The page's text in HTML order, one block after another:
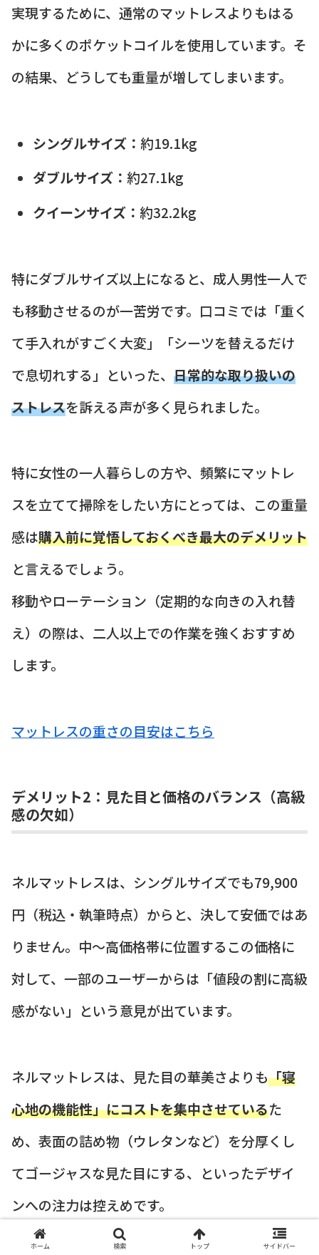
実現するために、通常のマットレスよりもはる
かに多くのポケットコイルを使用しています。そ
の結果、どうしても重量が増してしまいます。
シングルサイズ： 約19.1kg
ダブルサイズ： 約27.1kg
クイーンサイズ： 約32.2kg
特にダブルサイズ以上になると、成人男性一人で
も移動させるのが一苦労です。口コミでは「重く
て手入れがすごく大変」「シーツを替えるだけ
で息切れする」といった、 日常的な取り扱いの
ストレスを訴える声が多く見られました。
特に女性の一人暮らしの方や、頻繁にマットレ
スを立てて掃除をしたい方にとっては、この重量
感は購入前に覚悟しておくべき最大のデメリット
と言えるでしょう。
移動やローテーション（定期的な向きの入れ替
え）の際は、二人以上での作業を強くおすすめ
します。
マットレスの重さの目安はこちら
デメリット2：見た目と価格のバランス（高級
感の欠如）
ネルマットレスは、シングルサイズでも79,900
円（税込・執筆時点）からと、決して安価ではあ
りません。中〜高価格帯に位置するこの価格に
対して、一部のユーザーからは「値段の割に高級
感がない」という意見が出ています。
ネルマットレスは、見た目の華美さよりも「寝
心地の機能性」にコストを集中させているた
め、表面の詰め物（ウレタンなど）を分厚くし
てゴージャスな見た目にする、といったデザイ
ンへの注力は控えめです。
そのため、
「この値段なら、もっとホテルライ
ホーム 検索 トップ サイドバー